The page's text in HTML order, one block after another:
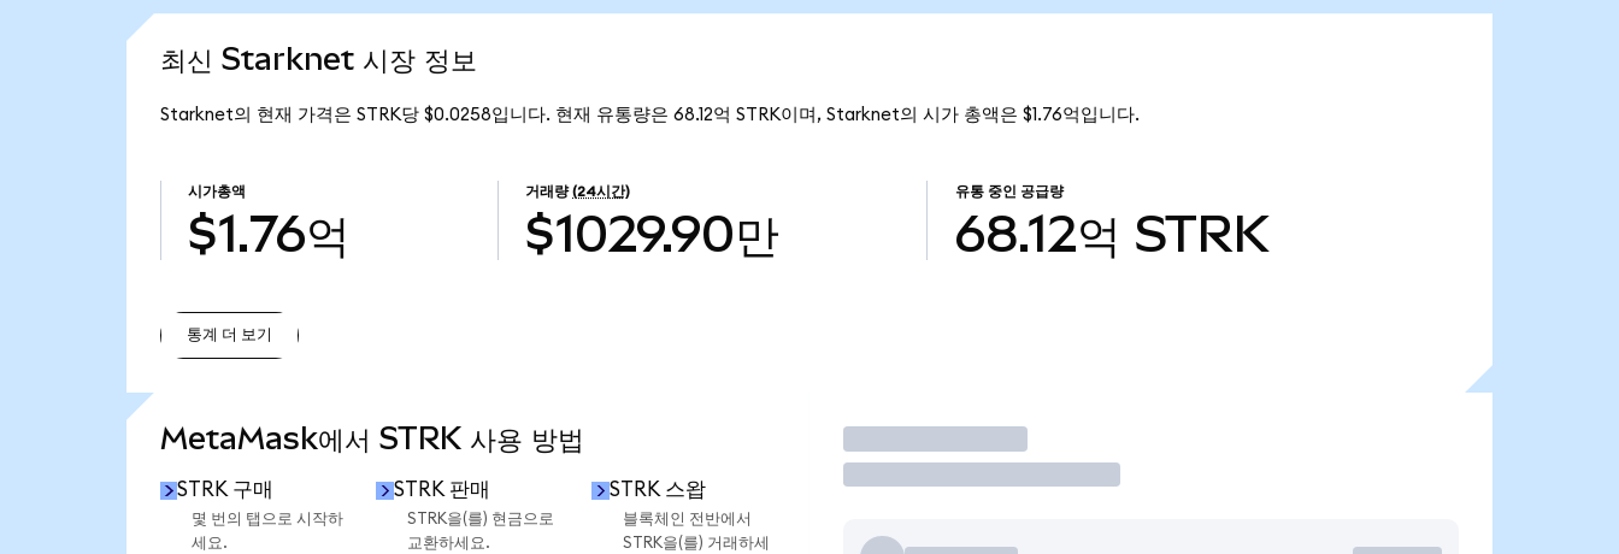
최신 Starknet 시장 정보
Starknet의 현재 가격은 STRK당 $0.0258입니다. 현재 유통량은 68.12억 STRK이며, Starknet의 시가 총액은 $1.76억입니다.
시가총액
$1.76억
거래량 (24시간)
$1029.90만
유통 중인 공급량
68.12억 STRK
통계 더 보기
MetaMask에서 STRK 사용 방법
STRK 구매
몇 번의 탭으로 시작하
세요.
STRK 판매
STRK을(를) 현금으로
교환하세요.
STRK 스왑
블록체인 전반에서
STRK을(를) 거래하세
거래